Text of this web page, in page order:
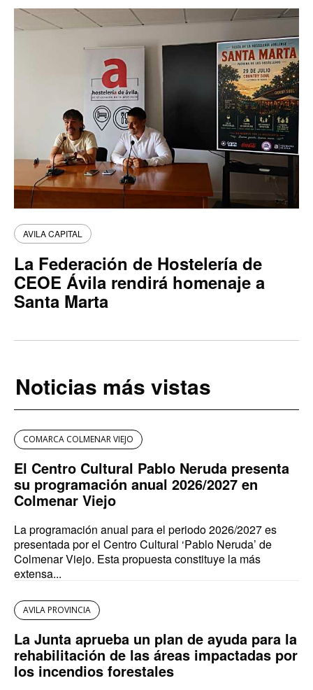
AVILA CAPITAL
La Federación de Hostelería de
CEOE Ávila rendirá homenaje a
Santa Marta
Noticias más vistas
COMARCA COLMENAR VIEJO
El Centro Cultural Pablo Neruda presenta
su programación anual 2026/2027 en
Colmenar Viejo
La programación anual para el periodo 2026/2027 es
presentada por el Centro Cultural ‘Pablo Neruda’ de
Colmenar Viejo. Esta propuesta constituye la más
extensa...
AVILA PROVINCIA
La Junta aprueba un plan de ayuda para la
rehabilitación de las áreas impactadas por
los incendios forestales